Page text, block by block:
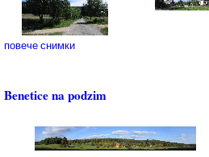
повече снимки
Benetice na podzim